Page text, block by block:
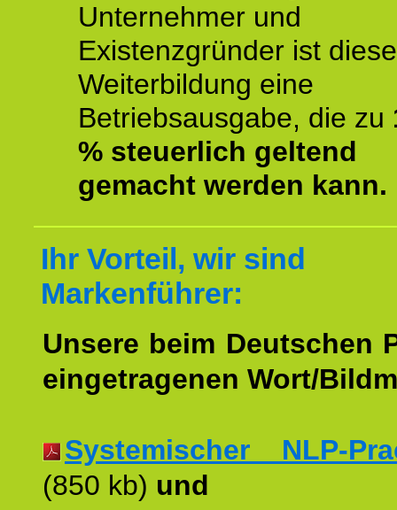
Unternehmer und
Existenzgründer ist diese
Weiterbildung eine
Betriebsausgabe, die zu
% steuerlich geltend
gemacht werden kann.
Ihr Vorteil, wir sind
Markenführer:
Unsere beim Deutschen
eingetragenen Wort/
Systemischer NLP-
(850 kb) und